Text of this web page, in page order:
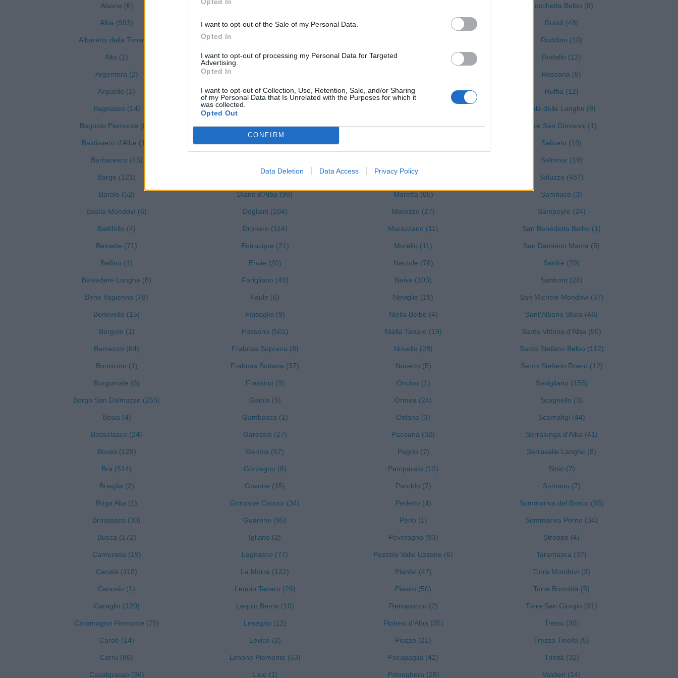
I want to opt-out of the Sale of my Personal Data.
Opted In
I want to opt-out of processing my Personal Data for Targeted
Advertising.
Opted In
I want to opt-out of Collection, Use, Retention, Sale, and/or Sharing
of my Personal Data that Is Unrelated with the Purposes for which it
was collected.
Opted Out
CONFIRM
Data Deletion Data Access Privacy Policy
Aisone (6)
Alba (993)
Albaretto della Torre (9)
Alto (1)
Argentera (2)
Arguello (1)
Bagnasco (14)
Bagnolo Piemonte (81)
Baldissero d'Alba (19)
Barbaresco (45)
Barge (121)
Barolo (52)
Bastia Mondovì (6)
Battifollo (4)
Beinette (71)
Bellino (1)
Belvedere Langhe (8)
Bene Vagienna (78)
Benevello (15)
Bergolo (1)
Bernezzo (64)
Bonvicino (1)
Borgomale (6)
Borgo San Dalmazzo (255)
Bosia (4)
Bossolasco (24)
Boves (129)
Bra (514)
Briaglia (2)
Briga Alta (1)
Brossasco (30)
Busca (172)
Camerana (19)
Canale (110)
Canosio (1)
Caraglio (120)
Caramagna Piemonte (79)
Cardè (14)
Carrù (86)
Casalgrasso (36)
Cissone (6)
Corneliano d'Alba (38)
Cossano Belbo (19)
Costigliole Saluzzo (53)
Cravanzana (12)
Crissolo (2)
Diano d'Alba (98)
Dogliani (104)
Dronero (114)
Entracque (21)
Envie (20)
Farigliano (49)
Faule (6)
Feisoglio (9)
Fossano (501)
Frabosa Soprana (8)
Frabosa Sottana (37)
Frassino (9)
Gaiola (5)
Gambasca (1)
Garessio (27)
Genola (67)
Gorzegno (6)
Govone (35)
Grinzane Cavour (34)
Guarene (95)
Igliano (2)
Lagnasco (77)
La Morra (122)
Lequio Tanaro (26)
Lequio Berria (10)
Lesegno (12)
Levice (2)
Limone Piemonte (53)
Lisio (1)
Montaldo Roero (12)
Montelupo Albese (7)
Monterosso Grana (8)
Monticello d'Alba (49)
Moretta (65)
Morozzo (27)
Murazzano (11)
Murello (11)
Narzole (78)
Neive (103)
Neviglie (19)
Niella Belbo (4)
Niella Tanaro (19)
Novello (28)
Nucetto (5)
Oncino (1)
Ormea (24)
Ostana (3)
Paesana (32)
Pagno (7)
Pamparato (13)
Paroldo (7)
Perletto (4)
Perlo (1)
Peveragno (93)
Pezzolo Valle Uzzone (6)
Pianfei (47)
Piasco (50)
Pietraporzio (2)
Piobesi d'Alba (35)
Piozzo (21)
Pocapaglia (42)
Polonghera (28)
Rocchetta Belbo (8)
Roddi (48)
Roddino (10)
Rodello (12)
Rossana (8)
Ruffia (12)
Sale delle Langhe (8)
Sale San Giovanni (1)
Saliceto (19)
Salmour (19)
Saluzzo (487)
Sambuco (3)
Sampeyre (24)
San Benedetto Belbo (1)
San Damiano Macra (5)
Sanfrè (29)
Sanfront (24)
San Michele Mondovì (37)
Sant'Albano Stura (46)
Santa Vittoria d'Alba (50)
Santo Stefano Belbo (112)
Santo Stefano Roero (12)
Savigliano (455)
Scagnello (3)
Scarnafigi (44)
Serralunga d'Alba (41)
Serravalle Langhe (8)
Sinio (7)
Somano (7)
Sommariva del Bosco (85)
Sommariva Perno (34)
Stroppo (4)
Tarantasca (37)
Torre Mondovì (3)
Torre Bormida (5)
Torre San Giorgio (31)
Treiso (30)
Trezzo Tinella (5)
Trinità (32)
Valdieri (14)